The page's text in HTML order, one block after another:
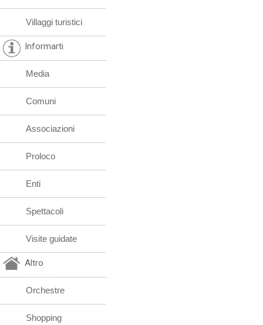
Villaggi turistici
Informarti
Media
Comuni
Associazioni
Proloco
Enti
Spettacoli
Visite guidate
Altro
Orchestre
Shopping